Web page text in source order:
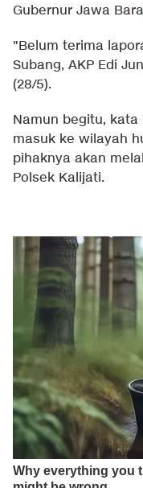
Gubernur Jawa
"Belum terima
Subang, AKP Edi
(28/5).
Namun begitu,
masuk ke wilayah
pihaknya akan
Polsek Kalijati.